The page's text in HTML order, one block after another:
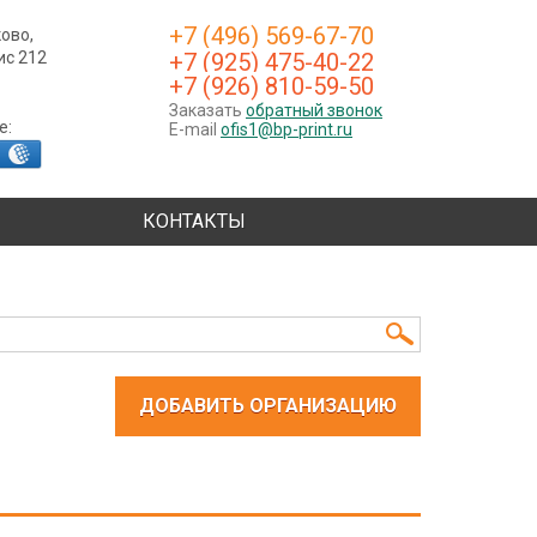
+7 (496) 569-67-70
+7 (925) 475-40-22
+7 (926) 810-59-50
Заказать обратный звонок
E-mail ofis1@bp-print.ru
212
КОНТАКТЫ
ДОБАВИТЬ ОРГАНИЗАЦИЮ